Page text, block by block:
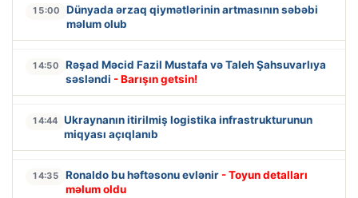
15:00
Dünyada ərzaq qiymətlərinin artmasının səbəbi
məlum olub
14:50
Rəşad Məcid Fazil Mustafa və Taleh Şahsuvarlıya
səsləndi - Barışın getsin!
14:44 Ukraynanın itirilmiş logistika infrastrukturunun
miqyası açıqlanıb
14:35 Ronaldo bu həftəsonu evlənir - Toyun detalları
məlum oldu